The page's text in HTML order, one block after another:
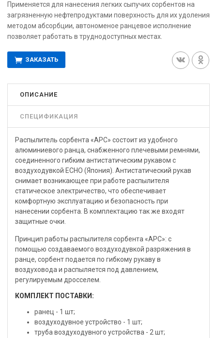
Применяется для нанесения легких сыпучих сорбентов на
загрязненную нефтепродуктами поверхность для их удоления
методом абсорбции, автономеное ранцевое исполнение
позволяет работать в труднодоступных местах.
ЗАКАЗАТЬ
ОПИСАНИЕ
СПЕЦИФИКАЦИЯ
Распылитель сорбента «АРС» состоит из удобного
алюминиевого ранца, снабженного плечевыми ремнями,
соединенного гибким антистатическим рукавом с
воздуходувкой ECHO (Япония). Антистатический рукав
снимает возникающее при работе распылителя
статическое электричество, что обеспечивает
комфортную эксплуатацию и безопасность при
нанесении сорбента. В комплектацию так же входят
защитные очки.
Принцип работы распылителя сорбента «АРС»: с
помощью создаваемого воздуходувкой разряжения в
ранце, сорбент подается по гибкому рукаву в
воздуховода и распыляется под давлением,
регулируемым дросселем.
КОМПЛЕКТ ПОСТАВКИ:
ранец - 1 шт;
воздуходувное устройство - 1 шт;
труба воздуходувного устройства - 2 шт;